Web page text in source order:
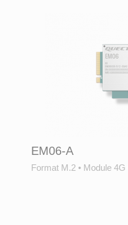
EM06-A
Format M.2 • Module 4G